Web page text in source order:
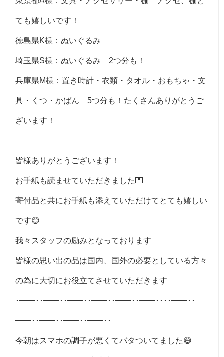
ても嬉しいです！
徳島県K様：ぬいぐるみ
埼玉県S様：ぬいぐるみ 2つ分も！
兵庫県M様：置き時計・衣類・タオル・おもちゃ・文
具・くつ・かばん 5つ分も！たくさんありがとうご
ざいます！
皆様ありがとうございます！
お手紙も読ませていただきました💌
寄付品と共にお手紙も添えていただけてとても嬉しい
です😊
我々スタッフの励みとなっております
皆様の思い出の品は国内、国外の必要としている方々
の為に大切にお役立てさせていただきます
･━━･･━━･･━━･･━━･･━━･･━━････━━･･
━━･･━━･･━━･･━━･･
今朝はスマホの調子が悪くてバタついてました😅